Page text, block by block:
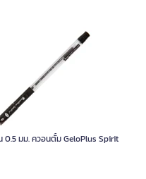
0.5 มม. ควอนตั้ม GeloPlus Spirit